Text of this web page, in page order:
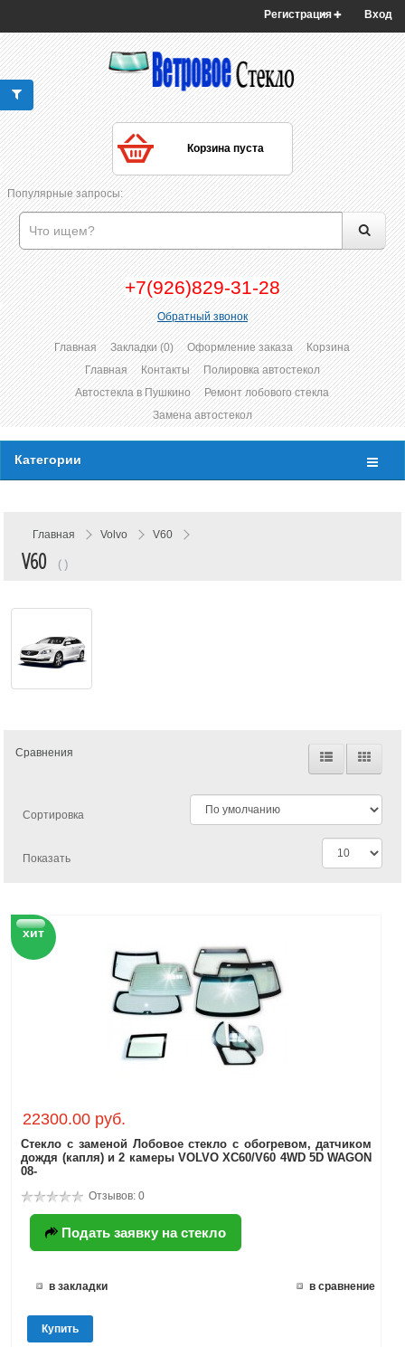
Вход
Регистрация
Корзина пуста
Популярные запросы:
+7(926)829-31-28
Обратный звонок
Главная Закладки (0) Оформление заказа
Корзина
Главная
Контакты
Полировка автостекол
Автостекла в Пушкино
Ремонт лобового стекла
Замена автостекол
Категории
Главная Volvo V60
V60 ( )
Сравнения
Сортировка
Показать
хит
22300.00 руб.
Стекло с заменой Лобовое стекло с обогревом, датчиком
дождя (капля) и 2 камеры VOLVO XC60/V60 4WD 5D WAGON
08-
Отзывов: 0
Подать заявку на стекло
в закладки в сравнение
Купить